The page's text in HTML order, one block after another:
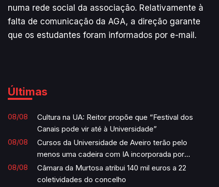
numa rede social da associação. Relativamente à
falta de comunicação da AGA, a direção garante
que os estudantes foram informados por e-mail.
Últimas
08/08
Cultura na UA: Reitor propõe que “Festival dos
Canais pode vir até à Universidade”
08/08
Cursos da Universidade de Aveiro terão pelo
menos uma cadeira com IA incorporada por
semestre
08/08
Câmara da Murtosa atribui 140 mil euros a 22
coletividades do concelho